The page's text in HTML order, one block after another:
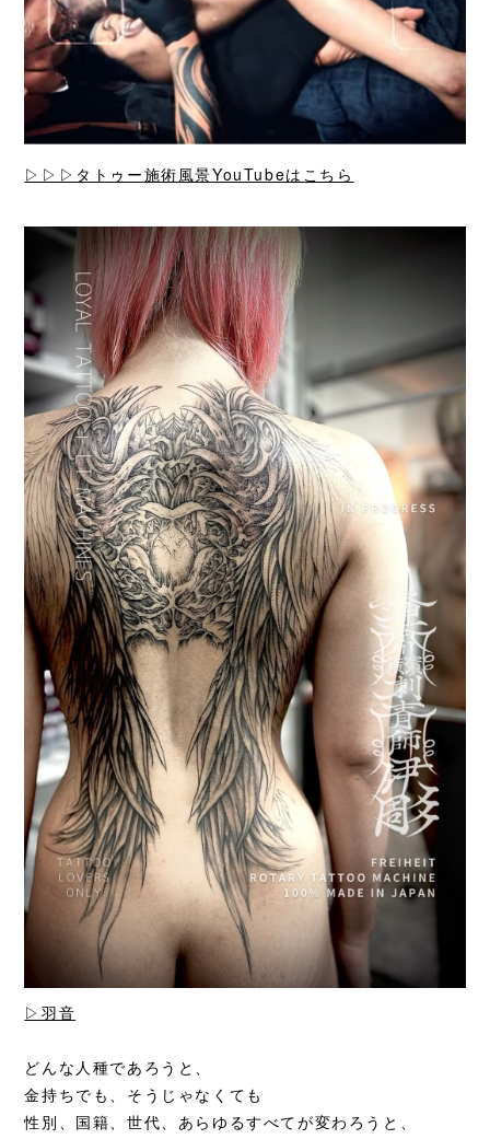
▷▷▷タトゥー施術風景YouTubeはこちら
▷羽音
どんな人種であろうと、
金持ちでも、そうじゃなくても
性別、国籍、世代、あらゆるすべてが変わろうと、